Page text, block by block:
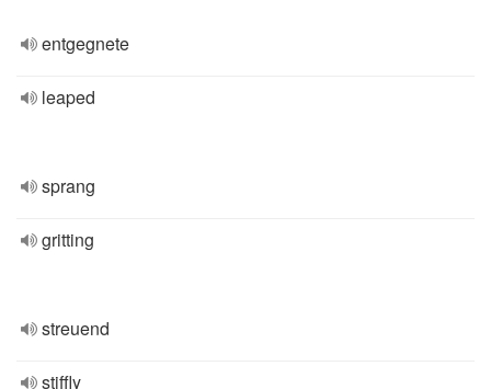
entgegnete
leaped
sprang
gritting
streuend
stiffly